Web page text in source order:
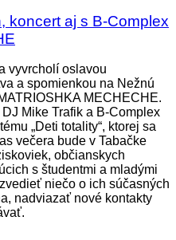
koncert aj s B-Complex
vyvrcholí oslavou
a spomienkou na Nežnú
MECHECHE.
Mike Trafik a B-Complex
„Deti totality“, ktorej sa
večera bude v Tabačke
občianskych
s študentmi a mladými
niečo o ich súčasných
nadviazať nové kontakty